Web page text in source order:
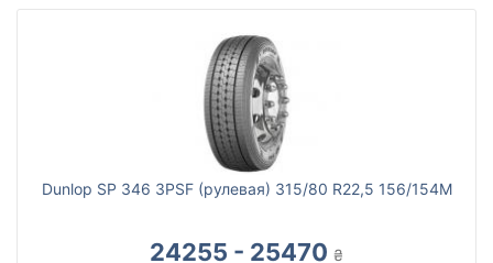
Dunlop SP 346 3PSF (рулевая) 315/80 R22,5 156/154M
24255 - 25470 ₴